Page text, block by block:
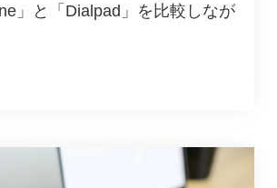
」と「Dialpad」を比較しなが